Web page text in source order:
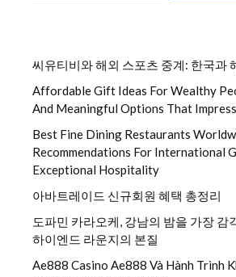
씨유티비와 해외 스포츠 중계: 한국과
Affordable Gift Ideas For Wealthy
And Meaningful Options That Impress
Best Fine Dining Restaurants
Recommendations For International
Exceptional Hospitality
아바트레이드 신규회원 혜택 총정리
도파민 카라오케, 강남의 밤을 가장 감
하이엔드 라운지의 본질
Ae888 Casino Ae888 Và Hành Trình